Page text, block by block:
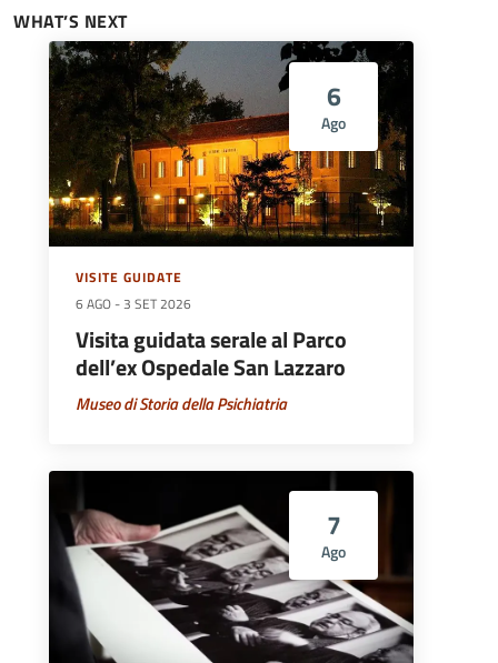
WHAT’S NEXT
6
Ago
VISITE GUIDATE
6 AGO -3 SET 2026
Visita guidata serale al Parco
dell’ex Ospedale San Lazzaro
Museo di Storia della Psichiatria
7
Ago